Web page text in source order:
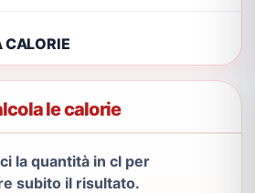
CALORIE
le calorie
la quantità in cl per
subito il risultato.